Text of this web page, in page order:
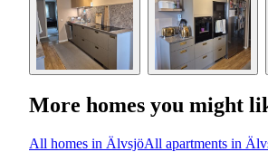
More homes you might
All homes in ÄlvsjöAll apartments in